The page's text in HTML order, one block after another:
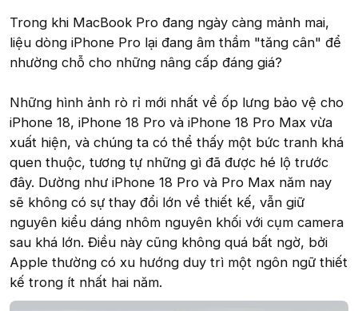
Trong khi MacBook Pro đang ngày càng mảnh mai,
liệu dòng iPhone Pro lại đang âm thầm "tăng cân" để
nhường chỗ cho những nâng cấp đáng giá?
Những hình ảnh rò rỉ mới nhất về ốp lưng bảo vệ cho
iPhone 18, iPhone 18 Pro và iPhone 18 Pro Max vừa
xuất hiện, và chúng ta có thể thấy một bức tranh khá
quen thuộc, tương tự những gì đã được hé lộ trước
đây. Dường như iPhone 18 Pro và Pro Max năm nay
sẽ không có sự thay đổi lớn về thiết kế, vẫn giữ
nguyên kiểu dáng nhôm nguyên khối với cụm camera
sau khá lớn. Điều này cũng không quá bất ngờ, bởi
Apple thường có xu hướng duy trì một ngôn ngữ thiết
kế trong ít nhất hai năm.